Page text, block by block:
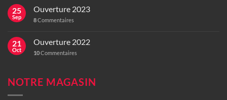
25
Sep
Ouverture 2023
8Commentaires
21
Oct
Ouverture 2022
10Commentaires
NOTRE MAGASIN